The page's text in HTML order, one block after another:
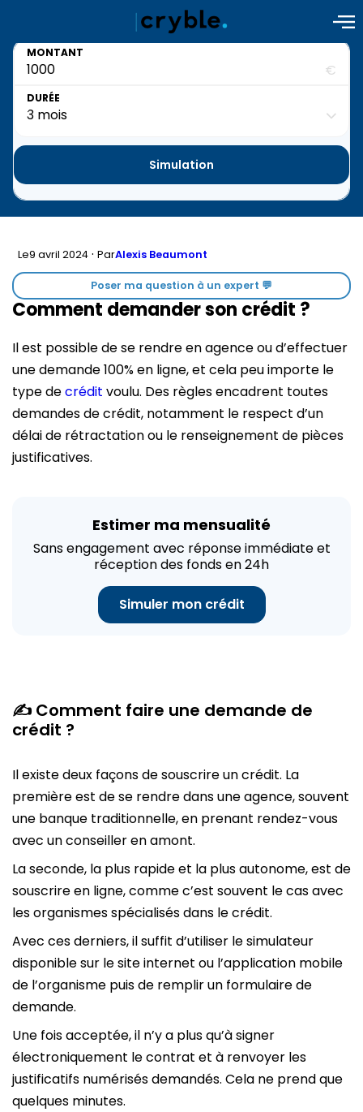
MONTANT
€
DURÉE
Simulation
Le9 avril 2024 ·ParAlexis Beaumont
Poser ma question à un expert 💬
Comment demander son crédit ?
Il est possible de se rendre en agence ou d’effectuer
une demande 100% en ligne, et cela peu importe le
type decrédit voulu. Des règles encadrent toutes
demandes de crédit, notamment le respect d’un
délai de rétractation ou le renseignement de pièces
justificatives.
Estimer ma mensualité
Sans engagement avec réponse immédiate et
réception des fonds en 24h
Simuler mon crédit
✍ Comment faire une demande de
crédit ?
Il existe deux façons de souscrire un crédit. La
première est de se rendre dans une agence, souvent
une banque traditionnelle, en prenant rendez-vous
avec un conseiller en amont.
La seconde, la plus rapide et la plus autonome, est de
souscrire en ligne, comme c’est souvent le cas avec
les organismes spécialisés dans le crédit.
Avec ces derniers, il suffit d’utiliser le simulateur
disponible sur le site internet ou l’application mobile
de l’organisme puis de remplir un formulaire de
demande.
Une fois acceptée, il n’y a plus qu’à signer
électroniquement le contrat et à renvoyer les
justificatifs numérisés demandés. Cela ne prend que
quelques minutes.